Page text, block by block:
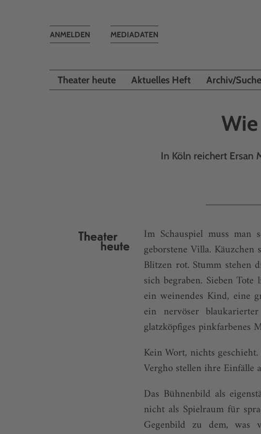
MEDIADATEN
Toggle
ANMELDEN
Theater heute Aktuelles Heft Archiv/Suche
In Köln reichert Ersan
Im Schauspiel muss man
geborstene Villa.
Blitzen rot. Stumm stehen
sich begraben. Sieben
ein weinendes Kind, eine
ein nervöser
glatzköpfiges pinkfarbenes
Kein Wort, nichts
Vergho stellen ihre Einfälle
Das Bühnenbild als
nicht als Spielraum für
Gegenbild zu dem,